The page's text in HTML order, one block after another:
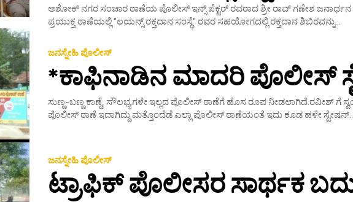
ಅಶೋಕ್ ನಗರ ಸಂಚಾರ ಠಾಣೆಯ ಪೊಲೀಸ್ ಇನ್ಸ್ ಪೆಕ್ಟರ್ ರವರಾದ ಶ್ರೀ ರಾವ್ ಗಣೇಶ ಜನಾರ್ಧನ
ಪ್ರಯುಕ್ತ ಠಾಣೆಯಲ್ಲಿ "ಲಯನ್ಸ್ ರಕ್ತದಾನ ಸಂಸ್ಥೆ" ರವರ ಸಹಯೋಗದಲ್ಲಿ ರಕ್ತದಾನ ಶಿಬಿರವನ್ನು...
ಜನಸ್ನೇಹಿ ಪೊಲೀಸ್
*ಕಾಫಿನಾಡಿನ ಮಾದರಿ ಪೊಲೀಸ್
ಸುಣ್ಣ-ಬಣ್ಣ ಕಾಣ್ದೆ, ಸೌಲಭ್ಯಗಳೇ ಇಲ್ಲದ ಪೊಲೀಸ್ ಠಾಣೆಗೆ ಹೊಸ ರೂಪ ನೀಡಲಾಗಿದೆ.ರವೀಶ್ ಗೆ
ಪೊಲೀಸ್ ಠಾಣೆ ಇದಾಗಿದ್ದು ಮತ್ತೊಂದೆಡೆ ಎಲ್ಲಾ ಪೊಲೀಸ್ ಠಾಣೆಯಂತೆ ಇದು ಕೂಡ ಹಳೇ
ಜನಸ್ನೇಹಿ ಪೊಲೀಸ್
ಟ್ರಾಫಿಕ್ ಪೊಲೀಸರ ಸಾರ್ಥಕ